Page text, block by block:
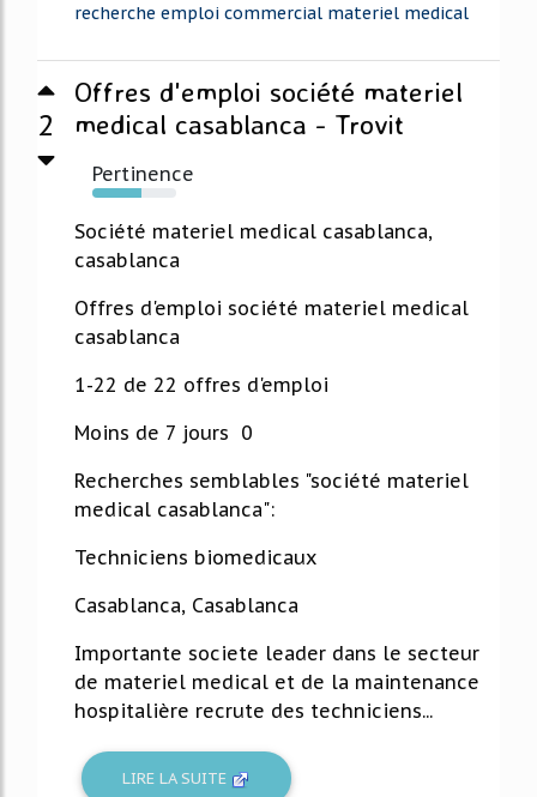
recherche emploi commercial materiel medical
2
Offres d'emploi société materiel
medical casablanca - Trovit
Pertinence
59%
Société materiel medical casablanca,
casablanca
Offres d'emploi société materiel medical
casablanca
1-22 de 22 offres d'emploi
Moins de 7 jours 0
Recherches semblables "société materiel
medical casablanca":
Techniciens biomedicaux
Casablanca, Casablanca
Importante societe leader dans le secteur
de materiel medical et de la maintenance
hospitalière recrute des techniciens...
LIRE LA SUITE